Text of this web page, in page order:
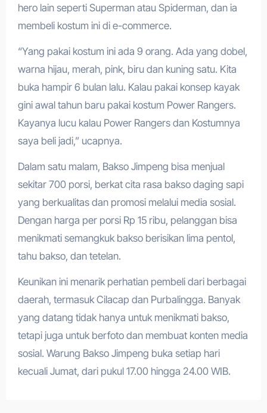
hero lain seperti Superman atau Spiderman, dan ia
membeli kostum ini di e-commerce.
“Yang pakai kostum ini ada 9 orang. Ada yang dobel,
warna hijau, merah, pink, biru dan kuning satu. Kita
buka hampir 6 bulan lalu. Kalau pakai konsep kayak
gini awal tahun baru pakai kostum Power Rangers.
Kayanya lucu kalau Power Rangers dan Kostumnya
saya beli jadi,” ucapnya.
Dalam satu malam, Bakso Jimpeng bisa menjual
sekitar 700 porsi, berkat cita rasa bakso daging sapi
yang berkualitas dan promosi melalui media sosial.
Dengan harga per porsi Rp 15 ribu, pelanggan bisa
menikmati semangkuk bakso berisikan lima pentol,
tahu bakso, dan tetelan.
Keunikan ini menarik perhatian pembeli dari berbagai
daerah, termasuk Cilacap dan Purbalingga. Banyak
yang datang tidak hanya untuk menikmati bakso,
tetapi juga untuk berfoto dan membuat konten media
sosial. Warung Bakso Jimpeng buka setiap hari
kecuali Jumat, dari pukul 17.00 hingga 24.00 WIB.